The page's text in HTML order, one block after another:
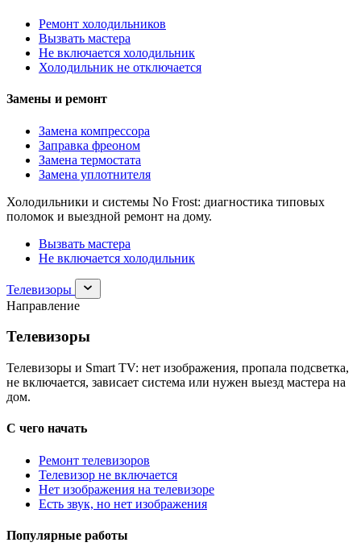
Ремонт холодильников
Вызвать мастера
Не включается холодильник
Холодильник не отключается
Замены и ремонт
Замена компрессора
Заправка фреоном
Замена термостата
Замена уплотнителя
Холодильники и системы No Frost: диагностика типовых
поломок и выездной ремонт на дому.
Вызвать мастера
Не включается холодильник
Телевизоры
Раскрыть
раздел
Направление
Телевизоры
Телевизоры и Smart TV: нет изображения, пропала подсветка,
не включается, зависает система или нужен выезд мастера на
дом.
С чего начать
Ремонт телевизоров
Телевизор не включается
Нет изображения на телевизоре
Есть звук, но нет изображения
Популярные работы